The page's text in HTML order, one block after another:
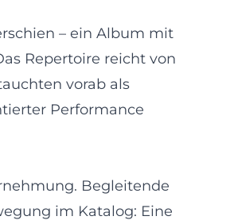
– ein Album mit
Repertoire reicht von
vorab als
Performance
Begleitende
im Katalog: Eine